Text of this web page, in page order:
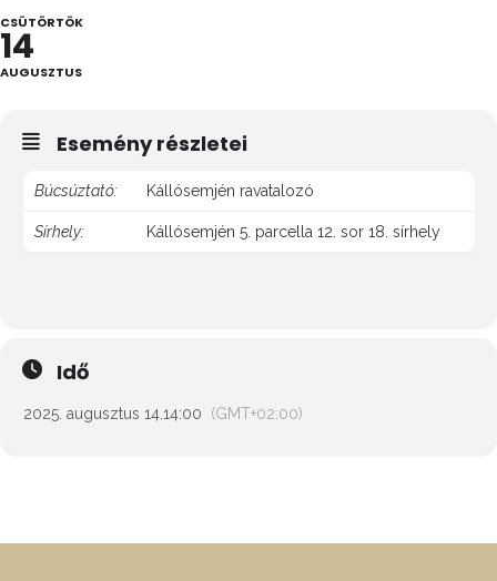
CSÜTÖRTÖK
14
AUGUSZTUS
Esemény részletei
Búcsúztató: Kállósemjén ravatalozó
Sírhely: Kállósemjén 5. parcella 12. sor 18. sírhely
Idő
2025. augusztus 14.14:00 (GMT+02:00)